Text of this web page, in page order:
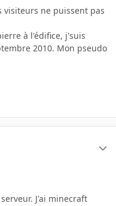
visiteurs ne puissent pas
à l'édifice, j'suis
2010. Mon pseudo
J'ai minecraft